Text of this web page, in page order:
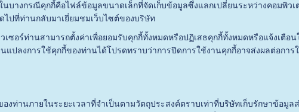
คุกกี้คือไฟล์ข้อมูลขนาดเล็กที่จัดเก็บข้อมูลซึ่งแลกเปลี่ยนระหว่างคอมพิวเตอ
ปที่ท่านกลับมาเยี่ยมชมเว็บไซต์ของบริษัท
นสามารถตั้งค่าเพื่อยอมรับคุกกี้ทั้งหมดหรือปฏิเสธคุกกี้ทั้งหมดหรือแจ้งเตือนใ
แปลงการใช้คุกกี้ของท่านได้โปรดทราบว่าการปิดการใช้งานคุกกี้อาจส่งผลต่อกา
ยในระยะเวลาที่จำเป็นตามวัตถุประสงค์ตราบเท่าที่บริษัทเก็บรักษาข้อมูลส่